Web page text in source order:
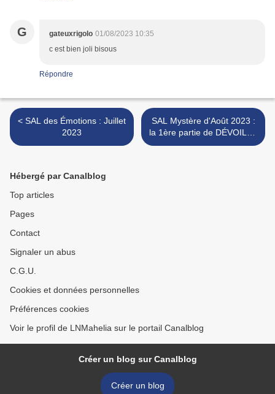
G gateuxrigolo 01/08/2023 10:35
c est bien joli bisous
Répondre
< SAL des Émotions : Juillet
2023
SAL Mystère d'Août 2023 :
la 1ère partie de DÉVOILÉE
>
Hébergé par Canalblog
Top articles
Pages
Contact
Signaler un abus
C.G.U.
Cookies et données personnelles
Préférences cookies
Voir le profil de LNMahelia sur le portail Canalblog
Créer un blog sur Canalblog
Créer un blog